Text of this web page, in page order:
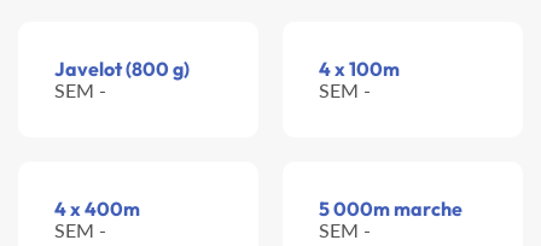
Javelot (800 g)
SEM -
4 x 100m
SEM -
4 x 400m
SEM -
5 000m marche
SEM -